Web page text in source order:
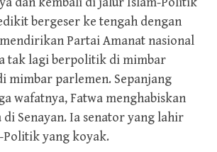
bergeser ke tengah dengan
Partai Amanat nasional
tak lagi berpolitik di mimbar
mimbar parlemen. Sepanjang
wafatnya, Fatwa menghabiskan
Senayan. Ia senator yang lahir
yang koyak.